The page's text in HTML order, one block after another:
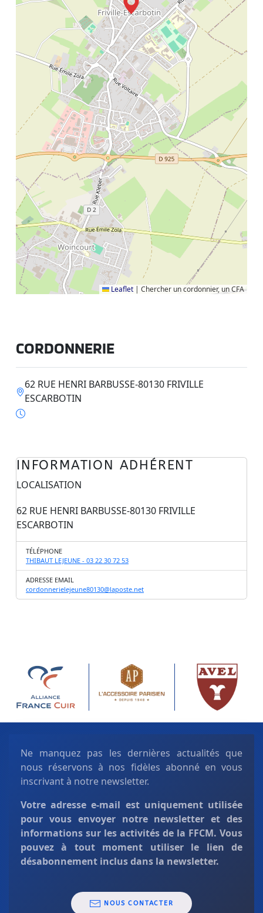
Leaflet | Chercher un cordonnier, un CFA
CORDONNERIE
62 RUE HENRI BARBUSSE-80130 FRIVILLE
ESCARBOTIN
INFORMATION ADHÉRENT
LOCALISATION
62 RUE HENRI BARBUSSE-80130 FRIVILLE
ESCARBOTIN
TÉLÉPHONE
THIBAUT LEJEUNE - 03 22 30 72 53
ADRESSE EMAIL
cordonnerielejeune80130@laposte.net
Ne manquez pas les dernières actualités que
nous réservons à nos fidèles abonné en vous
inscrivant à notre newsletter.
Votre adresse e-mail est uniquement utilisée
pour vous envoyer notre newsletter et des
informations sur les activités de la FFCM. Vous
pouvez à tout moment utiliser le lien de
désabonnement inclus dans la newsletter.
NOUS CONTACTER